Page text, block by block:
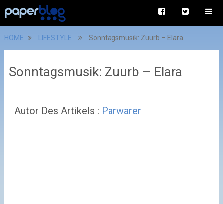
HOME LIFESTYLE Sonntagsmusik: Zuurb – Elara
Sonntagsmusik: Zuurb – Elara
Autor Des Artikels : Parwarer